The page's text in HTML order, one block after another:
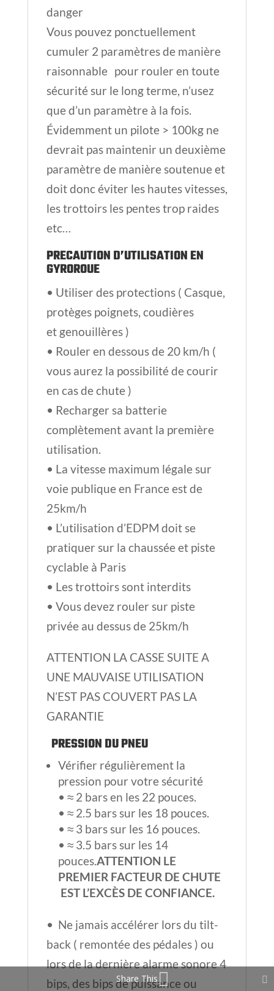
danger
Vous pouvez ponctuellement
cumuler 2 paramètres de manière
raisonnable pour rouler en toute
sécurité sur le long terme, n’usez
que d’un paramètre à la fois.
Évidemment un pilote > 100kg ne
devrait pas maintenir un deuxième
paramètre de manière soutenue et
doit donc éviter les hautes vitesses,
les trottoirs les pentes trop raides
etc…
PRECAUTION D’UTILISATION EN
GYROROUE
• Utiliser des protections ( Casque,
protèges poignets, coudières
et genouillères )
• Rouler en dessous de 20 km/h (
vous aurez la possibilité de courir
en cas de chute )
• Recharger sa batterie
complètement avant la première
utilisation.
• La vitesse maximum légale sur
voie publique en France est de
25km/h
• L’utilisation d’EDPM doit se
pratiquer sur la chaussée et piste
cyclable à Paris
• Les trottoirs sont interdits
• Vous devez rouler sur piste
privée au dessus de 25km/h
ATTENTION LA CASSE SUITE A
UNE MAUVAISE UTILISATION
N’EST PAS COUVERT PAS LA
GARANTIE
PRESSION DU PNEU
Vérifier régulièrement la
pression pour votre sécurité
• ≈ 2 bars en les 22 pouces.
• ≈ 2.5 bars sur les 18 pouces.
• ≈ 3 bars sur les 16 pouces.
• ≈ 3.5 bars sur les 14
pouces.ATTENTION LE
PREMIER FACTEUR DE CHUTE
EST L’EXCÈS DE CONFIANCE.
• Ne jamais accélérer lors du tilt-
back ( remontée des pédales ) ou
lors de la dernière alarme sonore 4
bips, des bips de puissance ou
Share This